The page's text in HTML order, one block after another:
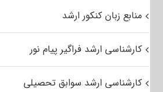
منابع زبان کنکور ارشد
کارشناسی ارشد فراگیر پیام نور
کارشناسی ارشد سوابق تحصیلی